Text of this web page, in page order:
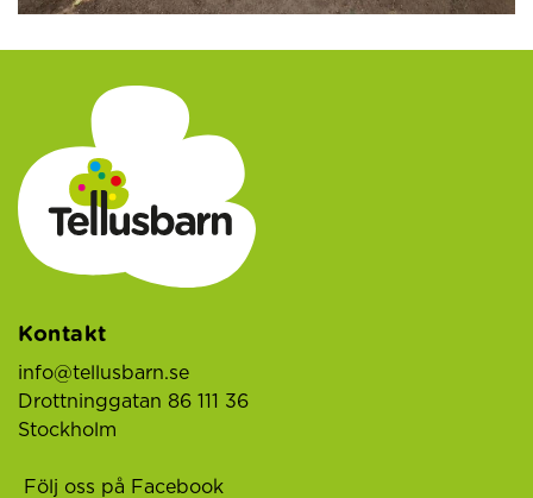
Kontakt
info@tellusbarn.se
Drottninggatan 86 111 36
Stockholm
Följ oss på Facebook